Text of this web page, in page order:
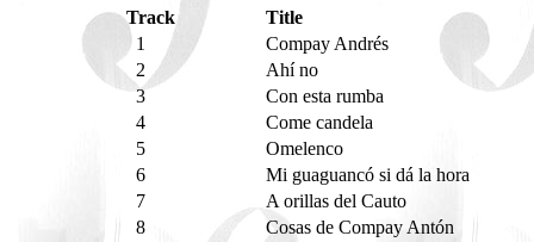
Track
Title
1
Compay Andrés
2
Ahí no
3
Con esta rumba
4
Come candela
5
Omelenco
6
Mi guaguancó si dá la hora
7
A orillas del Cauto
8
Cosas de Compay Antón